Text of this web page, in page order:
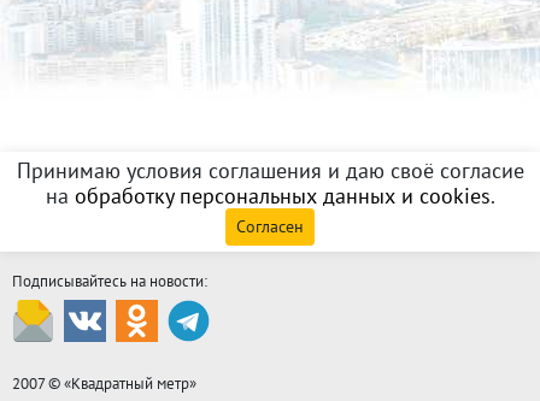
Принимаю условия соглашения и даю своё согласие
на обработку персональных данных и cookies.
Согласен
Подписывайтесь на новости:
2007 © «Квадратный метр»